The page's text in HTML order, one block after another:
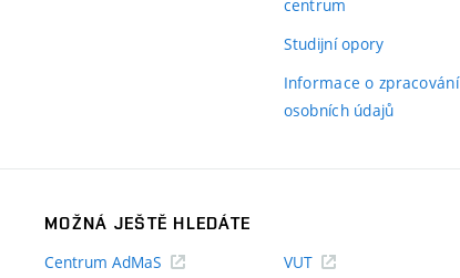
centrum
Studijní opory(externí
Informace o zpracování
osobních údajů(externí
MOŽNÁ JEŠTĚ HLEDÁTE
Centrum AdMaS
VUT